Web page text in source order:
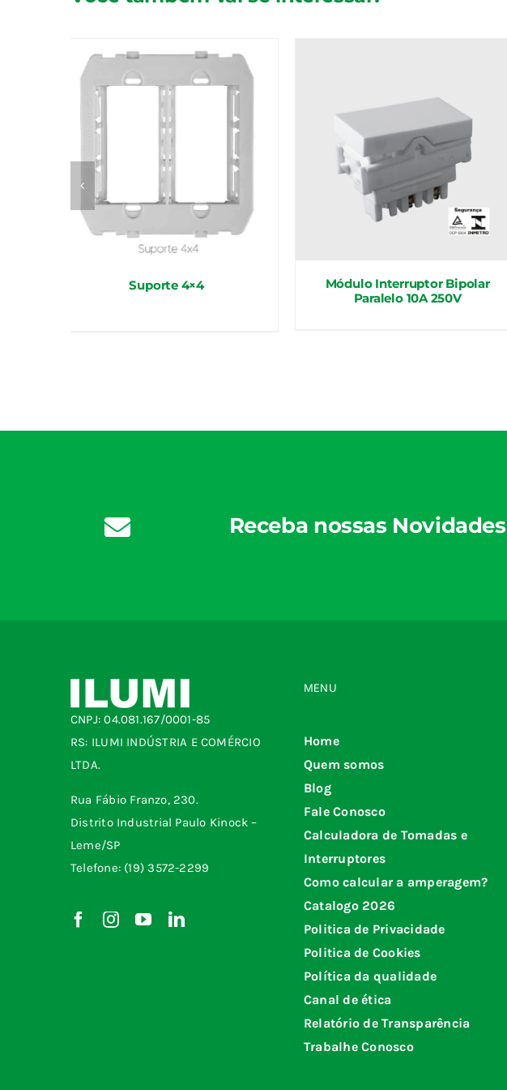
Suporte 4×4
Módulo Interruptor Bipolar
Paralelo 10A 250V
Receba nossas Novidades
CNPJ: 04.081.167/0001-85
RS: ILUMI INDÚSTRIA E COMÉRCIO
LTDA.
Rua Fábio Franzo, 230.
Distrito Industrial Paulo Kinock –
Leme/SP
Telefone: (19) 3572-2299
MENU
Home
Quem somos
Blog
Fale Conosco
Calculadora de Tomadas e
Interruptores
Como calcular a amperagem?
Catalogo 2026
Politica de Privacidade
Politica de Cookies
Política da qualidade
Canal de ética
Relatório de Transparência
Trabalhe Conosco